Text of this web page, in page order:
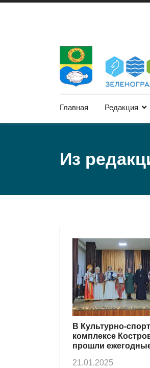
Главная Редакция
Из
В Культурно-
комплексе
прошли
21.01.2025